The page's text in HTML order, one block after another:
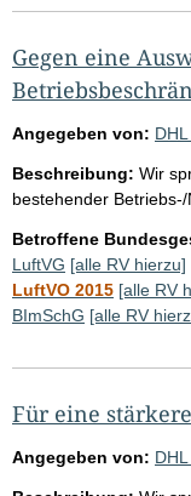
Gegen eine
Angegeben von:
Beschreibung: Wir
bestehender
Betroffene
LuftVG [alle RV hierzu]
LuftVO 2015 [alle RV
BImSchG [alle RV
Für eine
Angegeben von: